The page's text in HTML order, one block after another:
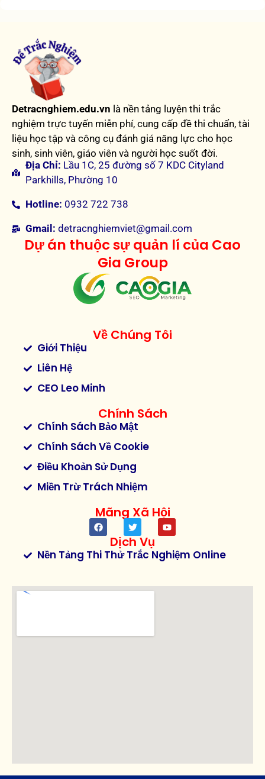
Detracnghiem.edu.vn là nền tảng luyện thi trắc
nghiệm trực tuyến miễn phí, cung cấp đề thi chuẩn, tài
liệu học tập và công cụ đánh giá năng lực cho học
sinh, sinh viên, giáo viên và người học suốt đời.
Địa Chỉ: Lầu 1C, 25 đường số 7 KDC Cityland
Parkhills, Phường 10
Hotline: 0932 722 738
Gmail: detracnghiemviet@gmail.com
Dự án thuộc sự quản lí của Cao
Gia Group
Về Chúng Tôi
Giới Thiệu
Liên Hệ
CEO Leo Minh
Chính Sách
Chính Sách Bảo Mật
Chính Sách Về Cookie
Điều Khoản Sử Dụng
Miền Trừ Trách Nhiệm
Mãng Xã Hội
Dịch Vụ
Nền Tảng Thi Thử Trắc Nghiệm Online